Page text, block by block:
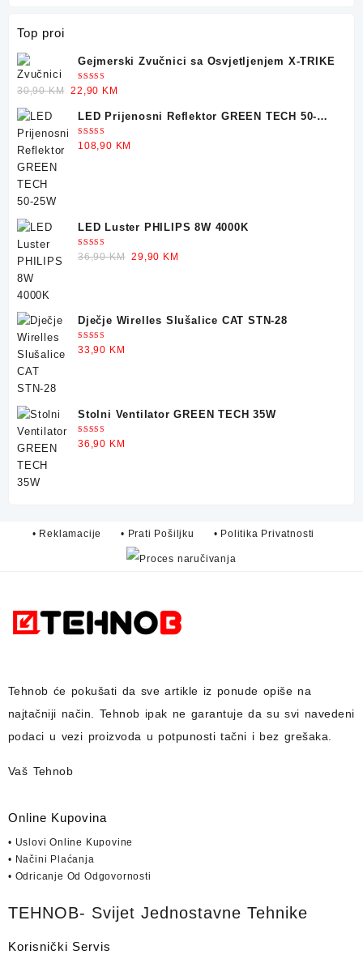
Top proi
Gejmerski Zvučnici sa Osvjetljenjem X-TRIKE
Ocjenjeno
5.00 od 5
30,90KM Original
was:
30,90 KM.
22,90 KM
is:
22,90 KM.
LED Prijenosni Reflektor GREEN TECH 50-
25W
Ocjenjeno
5.00od 5
108,90 KM
LED Luster PHILIPS 8W 4000K
Ocjenjeno
5.00od 5
36,90KM Original
29,90 KM
Dječje Wirelles Slušalice CAT STN-28
Ocjenjeno
5.00od 5
33,90 KM
Stolni Ventilator GREEN TECH 35W
Ocjenjeno
5.00od 5
36,90 KM
• Reklamacije • Prati Pošiljku • Politika Privatnosti
Tehnob će pokušati da sve artikle iz ponude opiše na
najtačniji način. Tehnob ipak ne garantuje da su svi navedeni
podaci u vezi proizvoda u potpunosti tačni i bez grešaka.
Vaš Tehnob
Online Kupovina
• Uslovi Online Kupovine
• Načini Plaćanja
• Odricanje Od Odgovornosti
TEHNOB- Svijet Jednostavne Tehnike
Korisnički Servis